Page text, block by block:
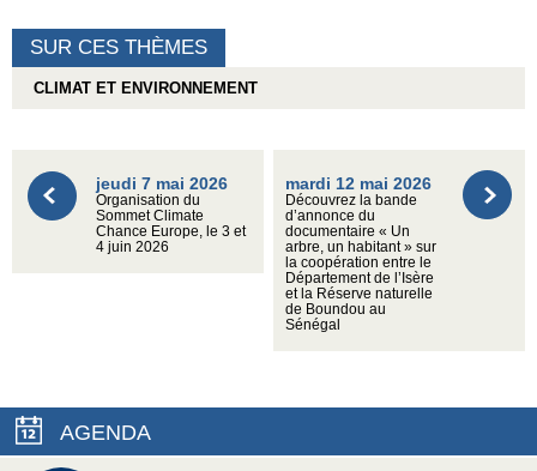
SUR CES THÈMES
CLIMAT ET ENVIRONNEMENT
jeudi 7 mai 2026
Organisation du
Sommet Climate
Chance Europe, le 3 et
4 juin 2026
mardi 12 mai 2026
Découvrez la bande
d’annonce du
documentaire « Un
arbre, un habitant » sur
la coopération entre le
Département de l’Isère
et la Réserve naturelle
de Boundou au
Sénégal
AGENDA